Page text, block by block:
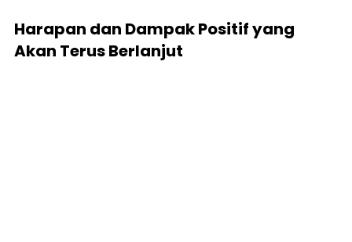
Harapan dan Dampak Positif yang
Akan Terus Berlanjut